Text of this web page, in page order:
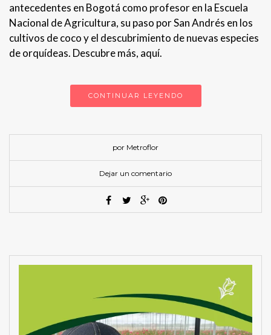
antecedentes en Bogotá como profesor en la Escuela
Nacional de Agricultura, su paso por San Andrés en los
cultivos de coco y el descubrimiento de nuevas especies
de orquídeas. Descubre más, aquí.
CONTINUAR LEYENDO
por Metroflor
Dejar un comentario